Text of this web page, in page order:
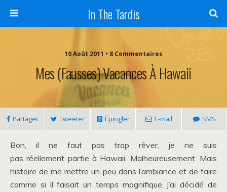
In The Tardis
10 Août 2011 • 8 Commentaires
Mes (fausses) Vacances À Hawaii
Partager Tweeter Épingler E-mail SMS
Bon, il ne faut pas trop rêver, je ne suis
pas réellement partie à Hawaii. Malheureusement. Mais
histoire de me mettre un peu dans l’ambiance et de faire
comme si il faisait un temps magnifique, j’ai décidé de